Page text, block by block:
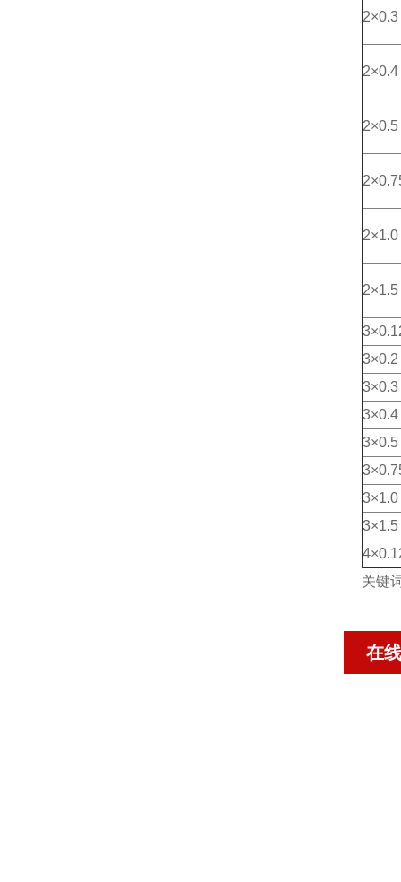
2×0.3
2×0.4
2×0.5
2×1.0
2×1.5
3×0.2
3×0.3
3×0.4
3×0.5
3×1.0
3×1.5
关键
在